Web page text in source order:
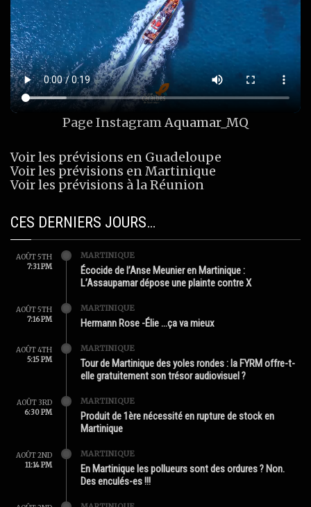
Page InstagramAquamar_MQ
Voir les prévisions en Guadeloupe
Voir les prévisions en Martinique
Voir les prévisions à la Réunion
CES DERNIERS JOURS…
AOÛT 5TH
7:31 PM
MARTINIQUE
Écocide de l’Anse Meunier en Martinique :
L’Assaupamar dépose une plainte contre X
AOÛT 5TH
7:16 PM
MARTINIQUE
Hermann Rose -Élie …ça va mieux
AOÛT 4TH
5:15 PM
MARTINIQUE
Tour de Martinique des yoles rondes : la FYRM offre-t-
elle gratuitement son trésor audiovisuel ?
AOÛT 3RD
6:30 PM
MARTINIQUE
Produit de 1ère nécessité en rupture de stock en
Martinique
AOÛT 2ND
11:14 PM
MARTINIQUE
En Martinique les pollueurs sont des ordures ? Non.
Des enculés-es !!!